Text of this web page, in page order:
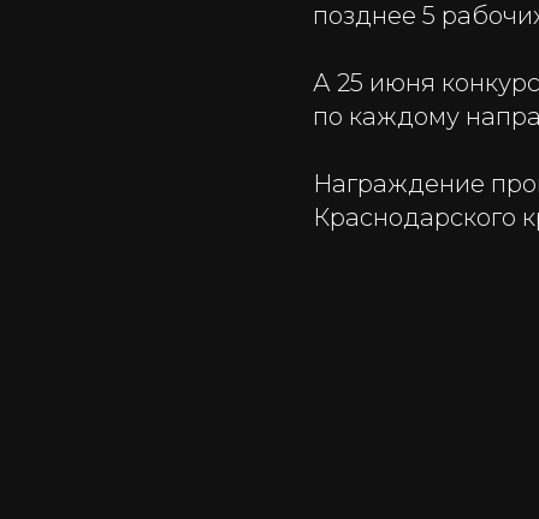
позднее 5
А 25 июня
по каждому
Награждение
Краснодарского